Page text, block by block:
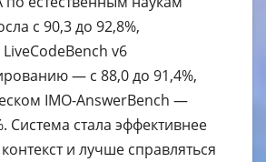
с 90,3 до 92,8%,
v6
— с 88,0 до 91,4%,
IMO-AnswerBench —
Система стала эффективнее
и лучше справляться